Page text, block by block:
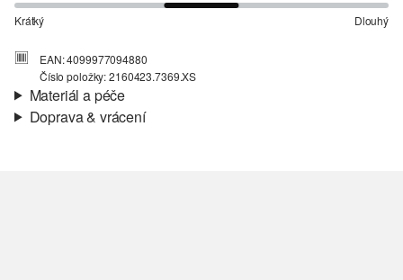
Krátký Dlouhý
EAN: 4099977094880
Číslo položky: 2160423.7369.XS
Materiál a péče
Doprava & vrácení